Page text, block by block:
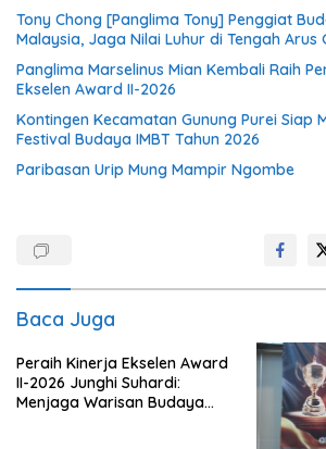
Tony Chong [Panglima Tony] Penggiat
Malaysia, Jaga Nilai Luhur di Tengah Arus
Panglima Marselinus Mian Kembali Raih
Ekselen Award II-2026
Kontingen Kecamatan Gunung Purei Siap
Festival Budaya IMBT Tahun 2026
Paribasan Urip Mung Mampir Ngombe
Baca Juga
Peraih Kinerja Ekselen Award
II-2026 Junghi Suhardi:
Menjaga Warisan Budaya